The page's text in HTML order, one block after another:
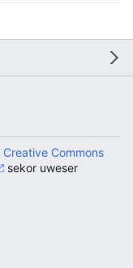
Creative Commons
sekor uweser